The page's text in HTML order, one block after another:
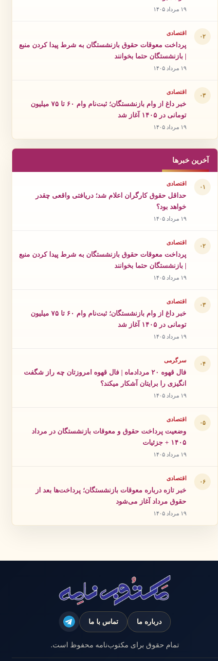
۱۹ مرداد ۱۴۰۵
۰۲ اقتصادی
پرداخت معوقات حقوق بازنشستگان به شرط پیدا کردن منبع
| بازنشستگان حتما بخوانند
۱۹ مرداد ۱۴۰۵
۰۳ اقتصادی
خبر داغ از وام بازنشستگان؛ ثبت‌نام وام ۶۰ تا ۷۵ میلیون
تومانی در ۱۴۰۵ آغاز شد
۱۹ مرداد ۱۴۰۵
آخرین خبرها
۰۱ اقتصادی
حداقل حقوق کارگران اعلام شد؛ دریافتی واقعی چقدر
خواهد بود؟
۱۹ مرداد ۱۴۰۵
۰۲ اقتصادی
پرداخت معوقات حقوق بازنشستگان به شرط پیدا کردن منبع
| بازنشستگان حتما بخوانند
۱۹ مرداد ۱۴۰۵
۰۳ اقتصادی
خبر داغ از وام بازنشستگان؛ ثبت‌نام وام ۶۰ تا ۷۵ میلیون
تومانی در ۱۴۰۵ آغاز شد
۱۹ مرداد ۱۴۰۵
۰۴ سرگرمی
فال قهوه ۲۰ مردادماه | فال قهوه امروزتان چه راز شگفت
انگیزی را برایتان آشکار میکند؟
۱۹ مرداد ۱۴۰۵
۰۵ اقتصادی
وضعیت پرداخت حقوق و معوقات بازنشستگان در مرداد
۱۴۰۵ + جزئیات
۱۹ مرداد ۱۴۰۵
۰۶ اقتصادی
خبر تازه درباره معوقات بازنشستگان؛ پرداخت‌ها بعد از
حقوق مرداد آغاز می‌شود
۱۹ مرداد ۱۴۰۵
درباره ما تماس با ما
تمام حقوق برای مکتوب‌نامه محفوظ است.